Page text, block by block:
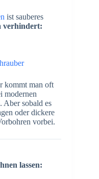
ist sauberes
verhindert:
kommt man oft
modernen
Aber sobald es
oder dickere
vorbei.
lassen: